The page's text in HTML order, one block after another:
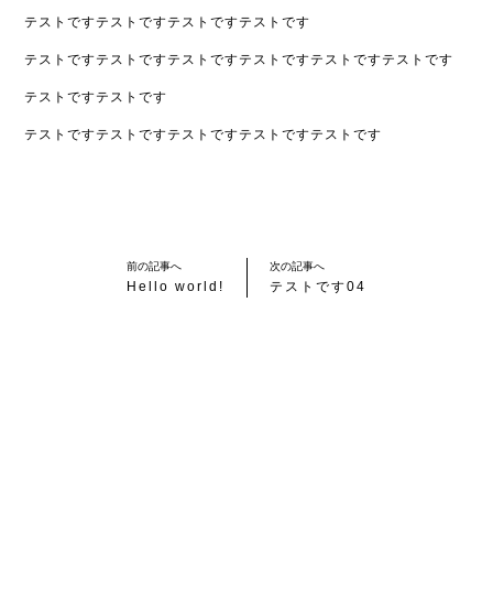
テストですテストですテストですテストです
テストですテストですテストですテストですテストですテストです
テストですテストです
テストですテストですテストですテストですテストです
前の記事へ
Hello world!
次の記事へ
テストです04